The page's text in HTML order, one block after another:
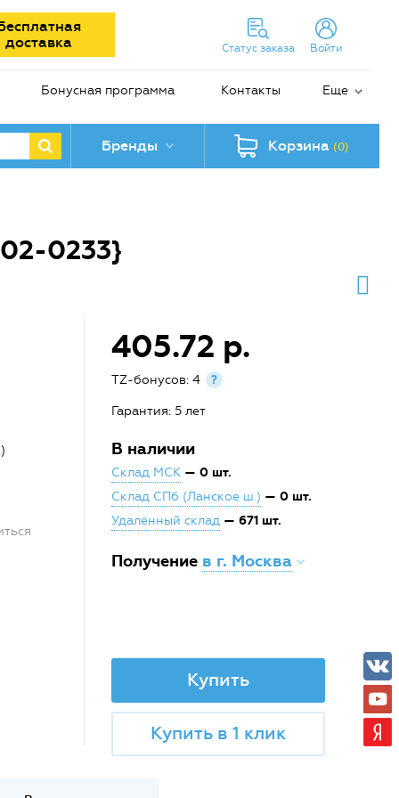
доставка
Статус заказа Войти
Бонусная программа Контакты Еще
Бренды Корзина (0)
0233}
405.72 р.
TZ-бонусов: 4 ?
Гарантия: 5 лет
В наличии
Склад МСК — 0 шт.
Склад СПб (Ланское ш.) — 0 шт.
Удалённый склад — 671 шт.
Получение в г. Москва
Купить
Купить в 1 клик